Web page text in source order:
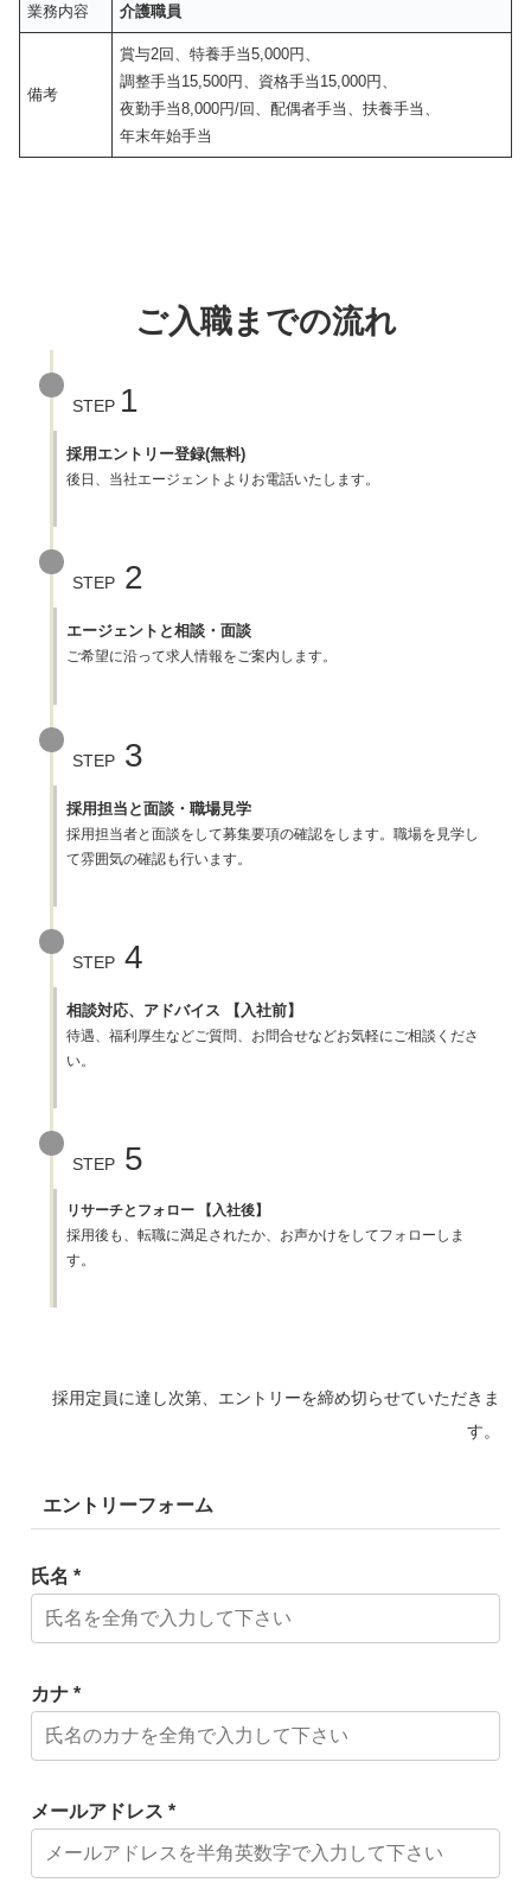
業務内容 介護職員
備考
賞与2回、特養手当5,000円、
調整手当15,500円、資格手当15,000円、
夜勤手当8,000円/回、配偶者手当、扶養手当、
年末年始手当
ご入職までの流れ
STEP 1
採用エントリー登録(無料)
後日、当社エージェントよりお電話いたします。
STEP 2
エージェントと相談・面談
ご希望に沿って求人情報をご案内します。
STEP 3
採用担当と面談・職場見学
採用担当者と面談をして募集要項の確認をします。職場を見学し
て雰囲気の確認も行います。
STEP 4
相談対応、アドバイス 【入社前】
待遇、福利厚生などご質問、お問合せなどお気軽にご相談くださ
い。
STEP 5
リサーチとフォロー 【入社後】
採用後も、転職に満足されたか、お声かけをしてフォローしま
す。
採用定員に達し次第、エントリーを締め切らせていただきま
す。
エントリーフォーム
氏名 *
カナ *
メールアドレス *